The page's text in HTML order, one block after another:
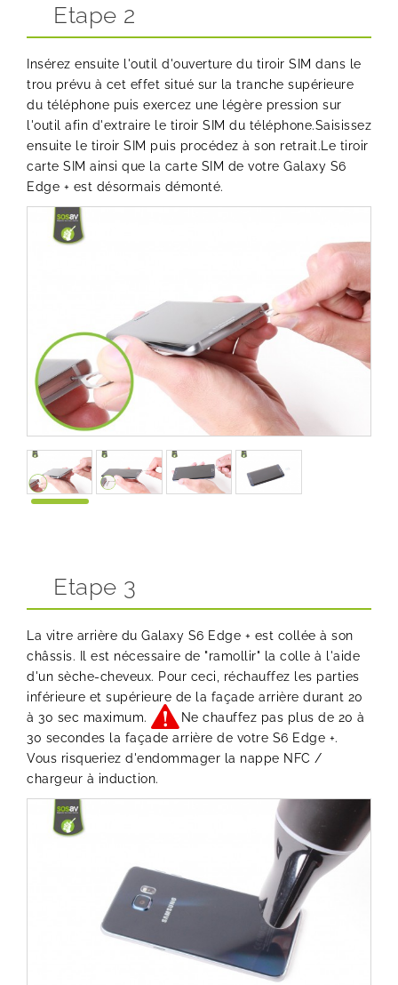
Etape 2
Insérez ensuite l'outil d'ouverture du tiroir SIM dans le
trou prévu à cet effet situé sur la tranche supérieure
du téléphone puis exercez une légère pression sur
l'outil afin d'extraire le tiroir SIM du téléphone.Saisissez
ensuite le tiroir SIM puis procédez à son retrait.Le tiroir
carte SIM ainsi que la carte SIM de votre Galaxy S6
Edge + est désormais démonté.
Etape 3
La vitre arrière du Galaxy S6 Edge + est collée à son
châssis. Il est nécessaire de "ramollir" la colle à l'aide
d'un sèche-cheveux. Pour ceci, réchauffez les parties
inférieure et supérieure de la façade arrière durant 20
à 30 sec maximum.
Ne chauffez pas plus de 20 à
30 secondes la façade arrière de votre S6 Edge +.
Vous risqueriez d'endommager la nappe NFC /
chargeur à induction.